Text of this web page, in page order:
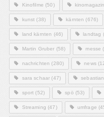
Kinofilme (50) kinomagazin
kunst (38) kärnten (676)
land kärnten (46) landtag
Martin Gruber (58) messe
nachrichten (280) news
sara schaar (47)
sport (52) spö (53)
Streaming (47) umfrage